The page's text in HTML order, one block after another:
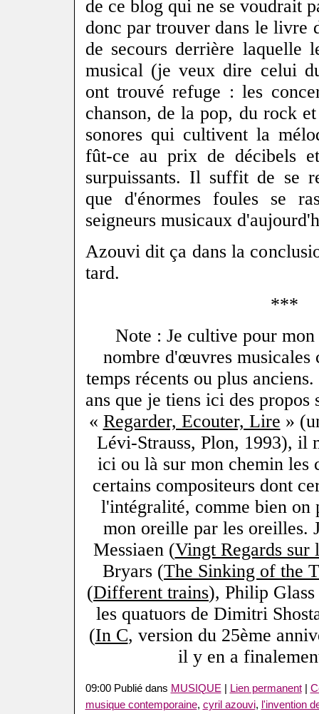
de ce blog qui ne se voudrait
donc par trouver dans le livre
de secours derrière laquelle
musical (je veux dire celui
ont trouvé refuge : les
chanson, de la pop, du rock
sonores qui cultivent la
fût-ce au prix de décibels
surpuissants. Il suffit de se
que d'énormes foules se
seigneurs musicaux
Azouvi dit ça dans la
tard.
***
Note : Je cultive pour
nombre d'œuvres musicales
temps récents ou plus
ans que je tiens ici des propos
« Regarder, Ecouter, Lire »
Lévi-Strauss, Plon, 1993), il
ici ou là sur mon chemin les
certains compositeurs dont
l'intégralité, comme bien on
mon oreille par les oreilles.
Messiaen (Vingt Regards sur
Bryars (The Sinking of the
(Different trains), Philip
les quatuors de Dimitri
(In C, version du 25ème
il y en a
09:00 Publié dans MUSIQUE Lien permanent|
musique contemporaine, cyril azouvi, l'invention